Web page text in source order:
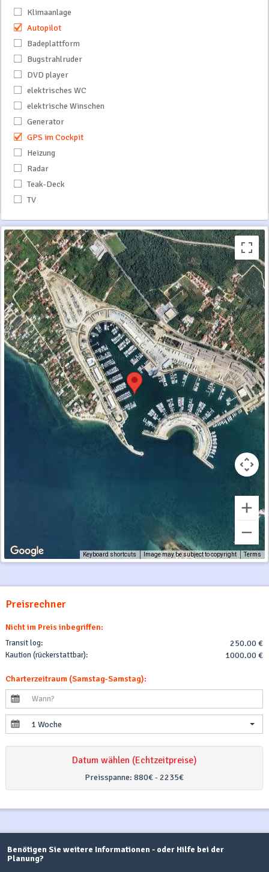
Klimaanlage
Autopilot
Badeplattform
Bugstrahlruder
DVD player
elektrisches WC
elektrische Winschen
Generator
GPS im Cockpit
Heizung
Radar
Teak-Deck
TV
Keyboard shortcuts Image may be subject to copyright Terms
Preisrechner
Nicht im Preis inbegriffen:
Transit log: 250.00 €
Kaution (rückerstattbar): 1000.00 €
Charterzeitraum (Samstag-Samstag):
1 Woche
Datum wählen (Echtzeitpreise)
Preisspanne: 880€ - 2235€
Benötigen Sie weitere Informationen - oder Hilfe bei der
Planung?